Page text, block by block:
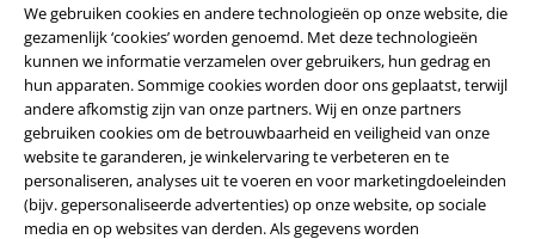
We gebruiken cookies en andere technologieën op onze website, die
gezamenlijk ‘cookies’ worden genoemd. Met deze technologieën
kunnen we informatie verzamelen over gebruikers, hun gedrag en
hun apparaten. Sommige cookies worden door ons geplaatst, terwijl
andere afkomstig zijn van onze partners. Wij en onze partners
gebruiken cookies om de betrouwbaarheid en veiligheid van onze
website te garanderen, je winkelervaring te verbeteren en te
personaliseren, analyses uit te voeren en voor marketingdoeleinden
(bijv. gepersonaliseerde advertenties) op onze website, op sociale
media en op websites van derden. Als gegevens worden